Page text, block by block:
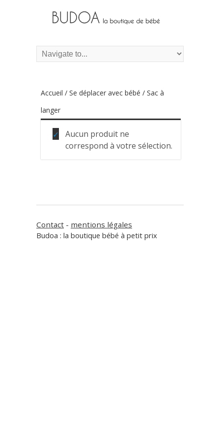
Accueil / Se déplacer avec bébé / Sac à
langer
Aucun produit ne
correspond à votre sélection.
Contact- mentions légales
Budoa : la boutique bébé à petit prix